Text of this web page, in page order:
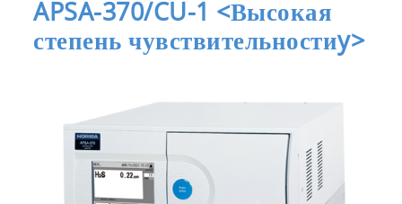
APSA-370/CU-1 <Высокая
степень чувствительностиy>